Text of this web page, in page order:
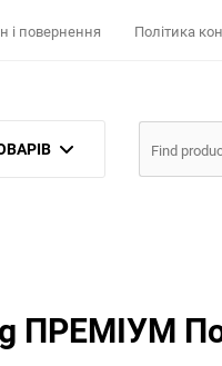
і повернення Політика
ПРЕМІУМ